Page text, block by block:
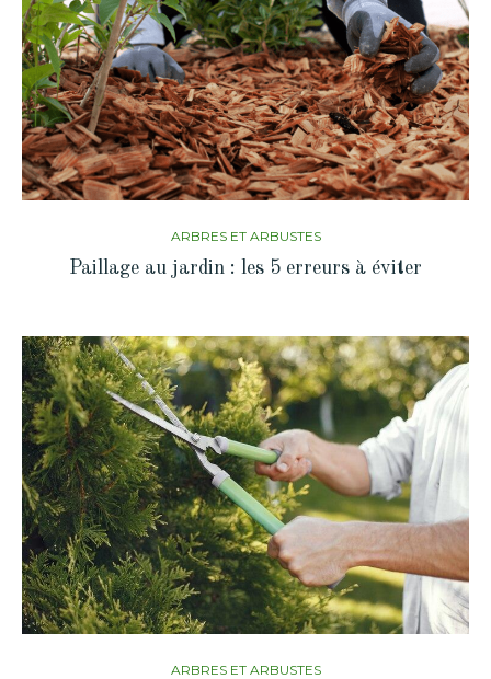
ARBRES ET ARBUSTES
Paillage au jardin : les 5 erreurs à éviter
ARBRES ET ARBUSTES